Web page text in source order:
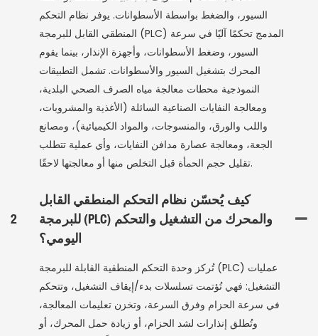
السيور، والضغط بواسطة الأسطوانات. يوفر نظام التحكم
المنطقي القابل للبرمجة (PLC) المدمج تحكمًا آليًا في سرعة
السيور، وضغط الأسطوانات، وأجهزة الإنذار، بينما يقوم
المحرك بتشغيل السيور والأسطوانات. تشمل التطبيقات
النموذجية محطات معالجة مياه الصرف الصحي البلدية،
ومعالجة النفايات الصناعية السائلة (الأغذية والمشروبات،
واللب والورق، والمنسوجات، والمواد الكيميائية)، ومصانع
الجعة، ومعالجة عصارة مدافن النفايات، وأي عملية تتطلب
تقليل حجم الحمأة قبل التخلص منها أو معالجتها لاحقًا.
2
كيف يُحسّن نظام التحكم المنطقي القابل
للبرمجة (PLC) والمحرك من التشغيل والتحكم
اليومي؟
تُركز وحدة التحكم المنطقية القابلة للبرمجة (PLC) عمليات
التشغيل: فهي تُؤتمت تسلسلات بدء/إيقاف التشغيل، وتتحكم
في سرعة الحزام وفرق السرعة، وتخزن تعليمات المعالجة،
وتُطلق إنذارات لشد الحزام، أو زيادة حمل المحرك، أو